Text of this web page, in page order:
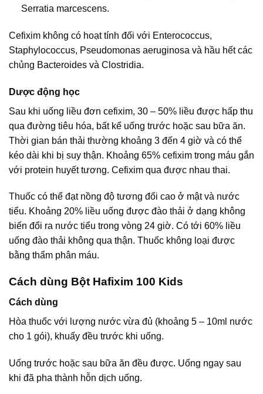
Serratia marcescens.
Cefixim không có hoạt tính đối với Enterococcus,
Staphylococcus, Pseudomonas aeruginosa và hầu hết các
chủng Bacteroides và Clostridia.
Dược động học
Sau khi uống liều đơn cefixim, 30 – 50% liều được hấp thu
qua đường tiêu hóa, bất kể uống trước hoặc sau bữa ăn.
Thời gian bán thải thường khoảng 3 đến 4 giờ và có thể
kéo dài khi bị suy thận. Khoảng 65% cefixim trong máu gắn
với protein huyết tương. Cefixim qua được nhau thai.
Thuốc có thể đạt nồng độ tương đối cao ở mật và nước
tiểu. Khoảng 20% liều uống được đào thải ở dạng không
biến đổi ra nước tiểu trong vòng 24 giờ. Có tới 60% liều
uống đào thải không qua thận. Thuốc không loại được
bằng thẩm phân máu.
Cách dùng Bột Hafixim 100 Kids
Cách dùng
Hòa thuốc với lượng nước vừa đủ (khoảng 5 – 10ml nước
cho 1 gói), khuấy đều trước khi uống.
Uống trước hoặc sau bữa ăn đều được. Uống ngay sau
khi đã pha thành hỗn dịch uống.